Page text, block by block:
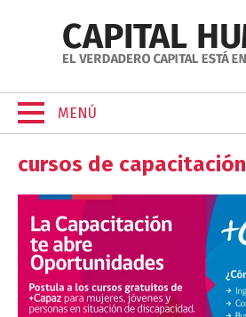
MENÚ
cursos de capacitación